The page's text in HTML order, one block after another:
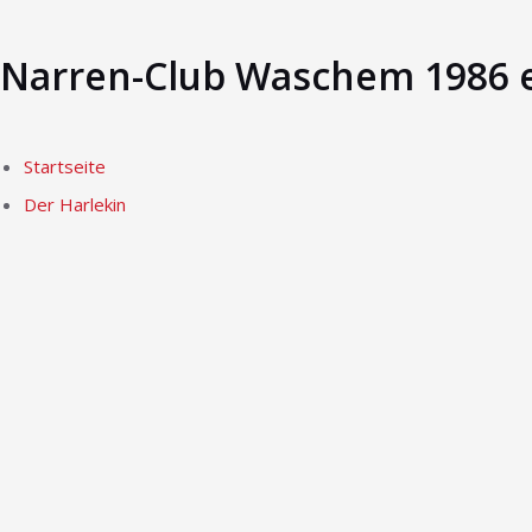
Narren-Club Waschem 1986
Startseite
Der Harlekin